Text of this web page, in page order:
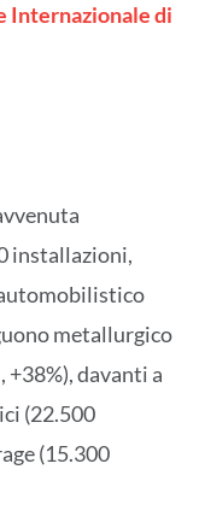
Internazionale di
installazioni,
metallurgico
davanti a
(22.500
(15.300